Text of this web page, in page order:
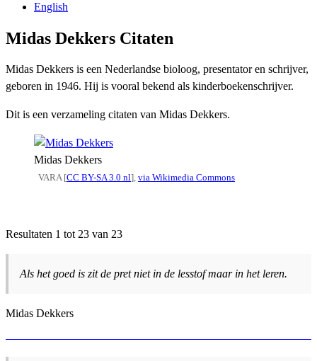
English
Midas Dekkers Citaten
Midas Dekkers is een Nederlandse bioloog, presentator en schrijver,
geboren in 1946. Hij is vooral bekend als kinderboekenschrijver.
Dit is een verzameling citaten van Midas Dekkers.
Midas Dekkers
VARA [CC BY-SA 3.0 nl], via Wikimedia Commons
Resultaten 1 tot 23 van 23
Als het goed is zit de pret niet in de lesstof maar in het leren.
Midas Dekkers